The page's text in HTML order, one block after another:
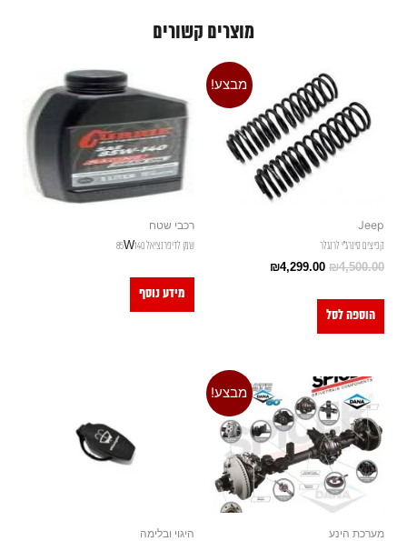
מוצרים קשורים
מבצע!
Jeep
קפיצים סינרג"י לרנגלר
₪4,500.00
₪4,299.00
הוספה לסל
רכבי שטח
שמן לדיפרנציאל 85W140
מידע נוסף
מבצע!
מערכת הינע היגוי ובלימה